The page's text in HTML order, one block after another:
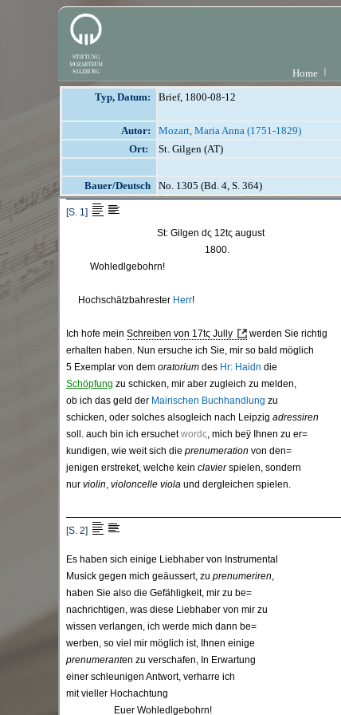
Home
Typ, Datum: Brief, 1800-08-12
Autor:
Mozart, Maria Anna (1751-1829)
Ort:
St. Gilgen (AT)
Bauer/Deutsch
No. 1305 (Bd. 4, S. 364)